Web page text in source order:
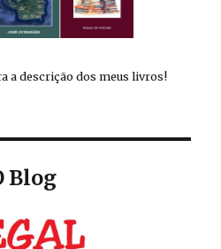
a descrição dos meus livros!
Blog